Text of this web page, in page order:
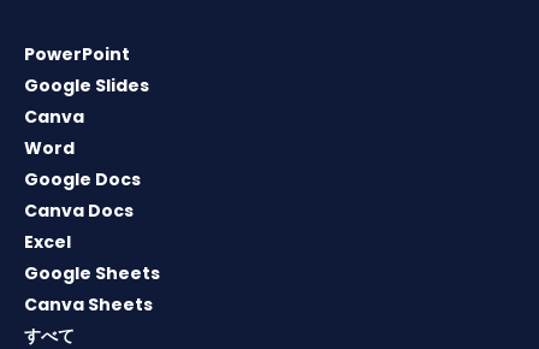
PowerPoint
Google Slides
Canva
Word
Google Docs
Canva Docs
Excel
Google Sheets
Canva Sheets
すべて